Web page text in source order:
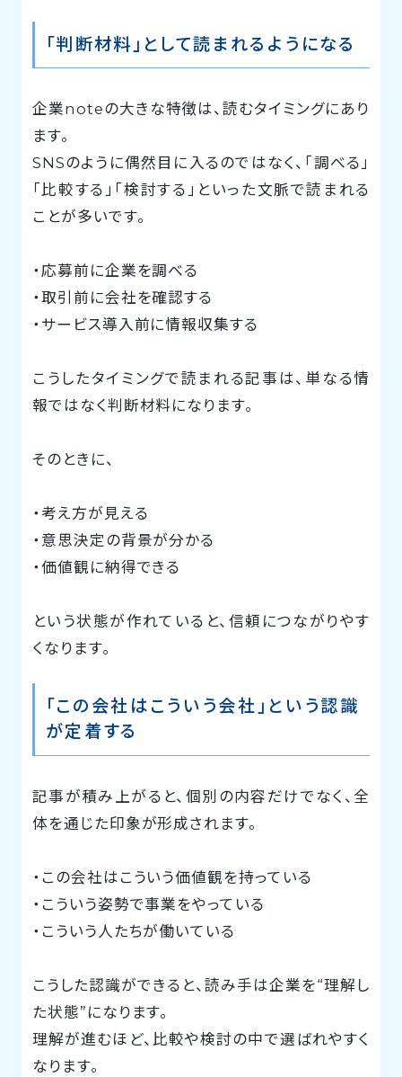
「判断材料」として読まれるようになる
企業noteの大きな特徴は、読むタイミングにあり
ます。
SNSのように偶然目に入るのではなく、「調べる」
「比較する」「検討する」といった文脈で読まれる
ことが多いです。
・応募前に企業を調べる
・取引前に会社を確認する
・サービス導入前に情報収集する
こうしたタイミングで読まれる記事は、単なる情
報ではなく判断材料になります。
そのときに、
・考え方が見える
・意思決定の背景が分かる
・価値観に納得できる
という状態が作れていると、信頼につながりやす
くなります。
「この会社はこういう会社」という認識
が定着する
記事が積み上がると、個別の内容だけでなく、全
体を通じた印象が形成されます。
・この会社はこういう価値観を持っている
・こういう姿勢で事業をやっている
・こういう人たちが働いている
こうした認識ができると、読み手は企業を“理解し
た状態”になります。
理解が進むほど、比較や検討の中で選ばれやすく
なります。